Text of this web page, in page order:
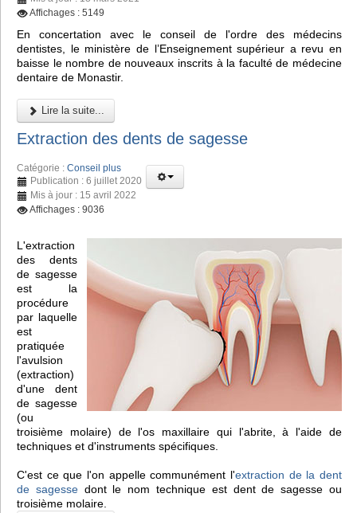
Affichages : 5149
En concertation avec le conseil de l'ordre des médecins
dentistes, le ministère de l’Enseignement supérieur a revu en
baisse le nombre de nouveaux inscrits à la faculté de médecine
dentaire de Monastir.
Lire la suite...
Extraction des dents de sagesse
Catégorie : Conseil plus
Publication : 6 juillet 2020
Mis à jour : 15 avril 2022
Affichages : 9036
L'extraction
des dents
de sagesse
est la
procédure
par laquelle
est
pratiquée
l'avulsion
(extraction)
d'une dent
de sagesse
(ou
troisième molaire) de l'os maxillaire qui l'abrite, à l'aide de
techniques et d'instruments spécifiques.
C'est ce que l'on appelle communément l'extraction de la dent
de sagessedont le nom technique est dent de sagesse ou
troisième molaire.